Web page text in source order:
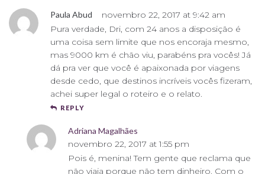
Paula Abud
novembro 22, 2017 at 9:42 am
Pura verdade, Dri, com 24 anos a disposição é
uma coisa sem limite que nos encoraja mesmo,
mas 9000 km é chão viu, parabéns pra vocês! Já
dá pra ver que você é apaixonada por viagens
desde cedo, que destinos incríveis vocês fizeram,
achei super legal o roteiro e o relato.
REPLY
Adriana Magalhães
novembro 22, 2017 at 1:55 pm
Pois é, menina! Tem gente que reclama que
não viaja porque não tem dinheiro. Com o